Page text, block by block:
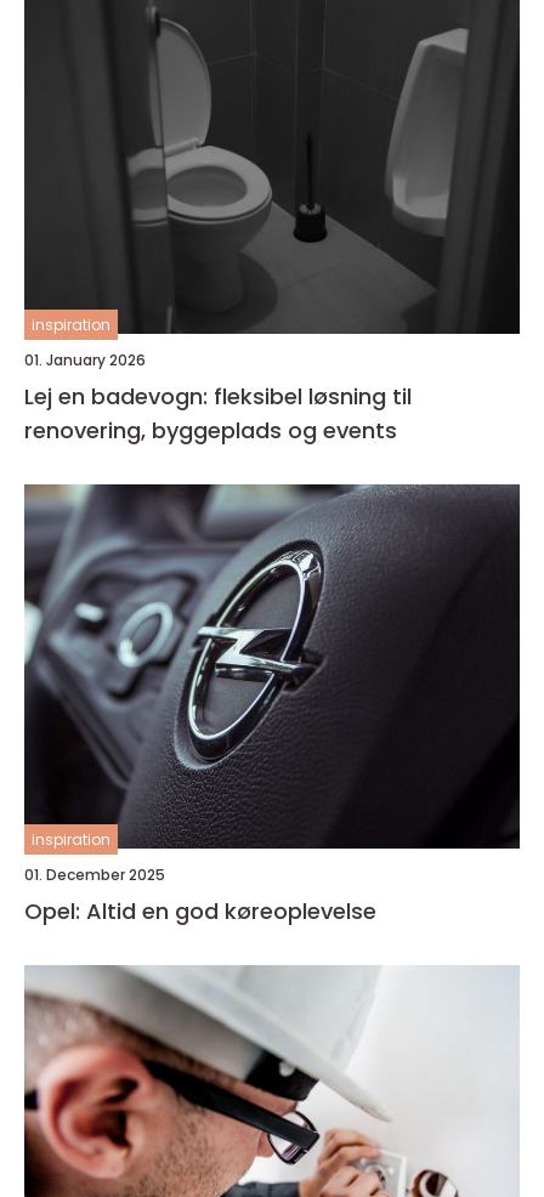
inspiration
01. January 2026
Lej en badevogn: fleksibel løsning til
renovering, byggeplads og events
inspiration
01. December 2025
Opel: Altid en god køreoplevelse